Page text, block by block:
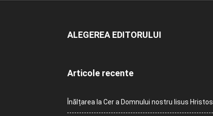
ALEGEREA EDITORULUI
Articole recente
Înălțarea la Cer a Domnului nostru Iisus Hristos